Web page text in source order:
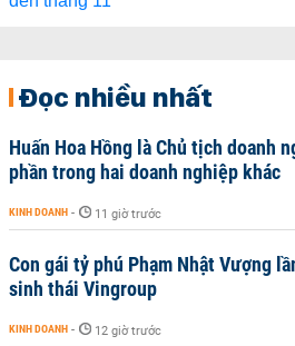
Đọc nhiều nhất
Huấn Hoa Hồng là Chủ tịch doanh
phần trong hai doanh nghiệp khác
KINH DOANH - 11 giờ trước
Con gái tỷ phú Phạm Nhật Vượng
sinh thái Vingroup
KINH DOANH - 12 giờ trước